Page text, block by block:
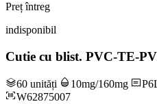
Preț întreg
indisponibil
Cutie cu blist. PVC-TE-
60 unități 10mg/160mg
W62875007